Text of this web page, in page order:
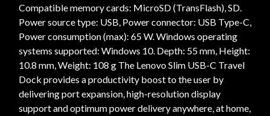
Compatible memory cards: MicroSD (TransFlash), SD.
Power source type: USB, Power connector: USB Type-C,
Power consumption (max): 65 W. Windows operating
systems supported: Windows 10. Depth: 55 mm, Height:
10.8 mm, Weight: 108 g The Lenovo Slim USB-C Travel
Dock provides a productivity boost to the user by
delivering port expansion, high-resolution display
support and optimum power delivery anywhere, at home,